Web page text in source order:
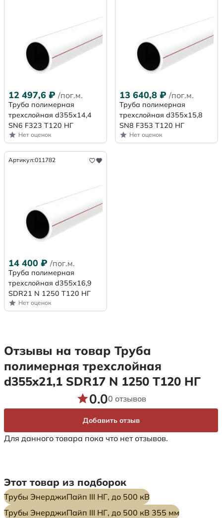
12 497,6 ₽ /пог.м.
Труба полимерная
трехслойная d355х14,4
SN6 F323 Т120 НГ
Нет оценок
13 640,8 ₽ /пог.м.
Труба полимерная
трехслойная d355х15,8
SN8 F353 Т120 НГ
Нет оценок
Артикул:011782
14 400 ₽ /пог.м.
Труба полимерная
трехслойная d355x16,9
SDR21 N 1250 Т120 НГ
Нет оценок
Отзывы на товар Труба
полимерная трехслойная
d355x21,1 SDR17 N 1250 Т120 НГ
Для данного товара пока что нет отзывов.
0.00 отзывов
Добавить отзыв
Этот товар из подборок
Трубы ЭнерджиПайп III НГ, до 500 кВ
Трубы ЭнерджиПайп III НГ, до 500 кВ 355 мм